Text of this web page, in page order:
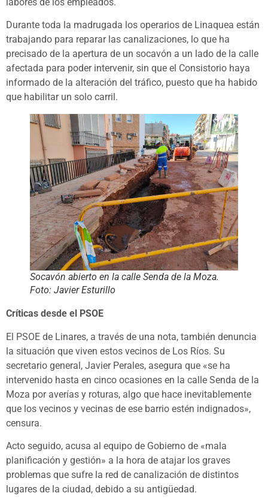
Durante toda la madrugada los operarios de Linaquea están
trabajando para reparar las canalizaciones, lo que ha
precisado de la apertura de un socavón a un lado de la calle
afectada para poder intervenir, sin que el Consistorio haya
informado de la alteración del tráfico, puesto que ha habido
que habilitar un solo carril.
Socavón abierto en la calle Senda de la Moza.
Foto: Javier Esturillo
Críticas desde el PSOE
El PSOE de Linares, a través de una nota, también denuncia
la situación que viven estos vecinos de Los Ríos. Su
secretario general, Javier Perales, asegura que «se ha
intervenido hasta en cinco ocasiones en la calle Senda de la
Moza por averías y roturas, algo que hace inevitablemente
que los vecinos y vecinas de ese barrio estén indignados»,
censura.
Acto seguido, acusa al equipo de Gobierno de «mala
planificación y gestión» a la hora de atajar los graves
problemas que sufre la red de canalización de distintos
lugares de la ciudad, debido a su antigüedad.